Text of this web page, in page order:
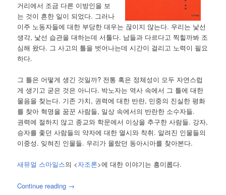
거리에서 조금 다른 이방인을 보
는 것이 흔한 일이 되었다. 그러나
이주 노동자들에 대한 부당한 대우는 끊이지 않는다. 우리는 낯선
생각, 낯선 습관을 대하는데 서툴다. 남들과 다르다고 찍힐까봐 조
심해 왔다. 그 사고의 틀을 벗어나는데 시간이 걸리고 노력이 필요
하다.
그 틀은 어떻게 생긴 것일까? 전통 혹은 정체성이 모두 자연스럽
게 생기고 굳은 것은 아니다. 박노자는 역사 속에서 그 틀에 대한
물음을 찾는다. 기존 가치, 권력에 대한 반란, 민중의 진실한 평화
를 찾아 혁명을 꿈꾼 사람들, 일상 속에서의 반란한 소수자들.
권력에 절하지 않고 종교와 학문에서 이상을 추구한 사람들. 강자,
승자를 좇던 사람들의 약자에 대한 멸시와 착취. 알려진 인물들의
이중성. 잊혀진 인물들. 우리가 몰랐던 동아시아를 찾아본다.
새뮤얼 스마일스의 <자조론>에 대한 이야기는 흥미롭다.
Continue reading →